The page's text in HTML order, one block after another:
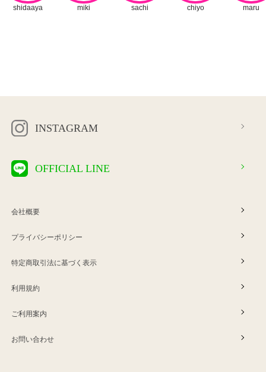
INSTAGRAM
OFFICIAL LINE
会社概要
プライバシーポリシー
特定商取引法に基づく表示
利用規約
ご利用案内
お問い合わせ